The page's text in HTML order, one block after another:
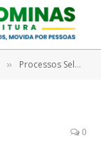
» Processos Seletivos
0